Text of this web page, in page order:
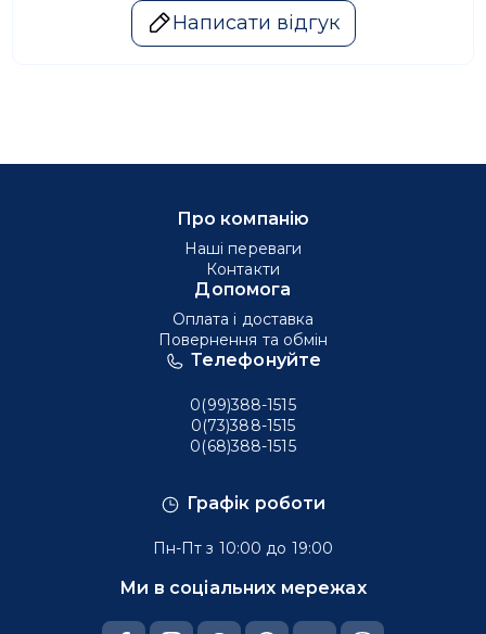
Написати відгук
Графік роботи
Пн-Пт з 10:00 до 19:00
Ми в соціальних мережах
Телефонуйте
0(99)388-1515
0(73)388-1515
0(68)388-1515
Про компанію
Наші переваги
Контакти
Допомога
Оплата і доставка
Повернення та обмін